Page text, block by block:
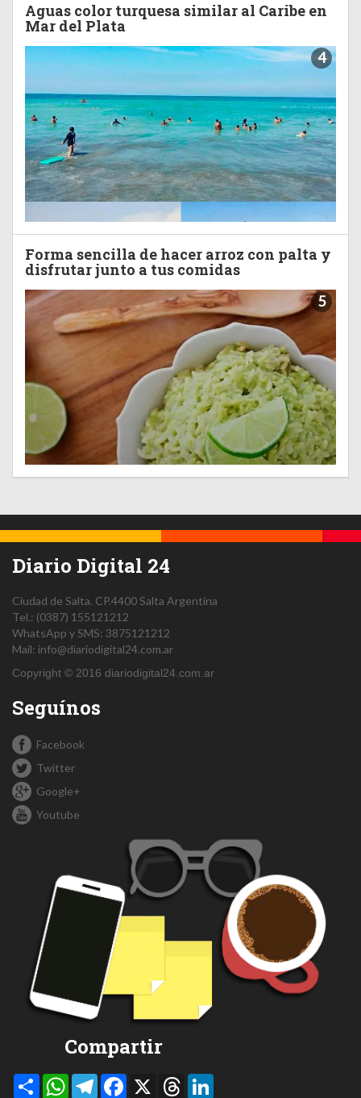
Aguas color turquesa similar al Caribe en
Mar del Plata
4
Forma sencilla de hacer arroz con palta y
disfrutar junto a tus comidas
5
Diario Digital 24
Ciudad de Salta. CP.4400Salta Argentina
Tel.: (0387) 155121212
WhatsApp y SMS: 3875121212
Mail: info@diariodigital24.com.ar
Copyright © 2016 diariodigital24.com.ar
Seguínos
Facebook
Twitter
Google+
Youtube
Compartir
CompartirWhatsAppTelegramFacebook Threads